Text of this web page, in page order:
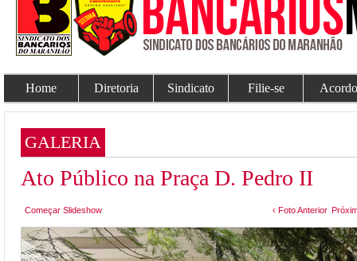
Home Diretoria Sindicato Filie-se
GALERIA
Ato Público na Praça D. Pedro II
Começar Slideshow ‹ Foto Anterior